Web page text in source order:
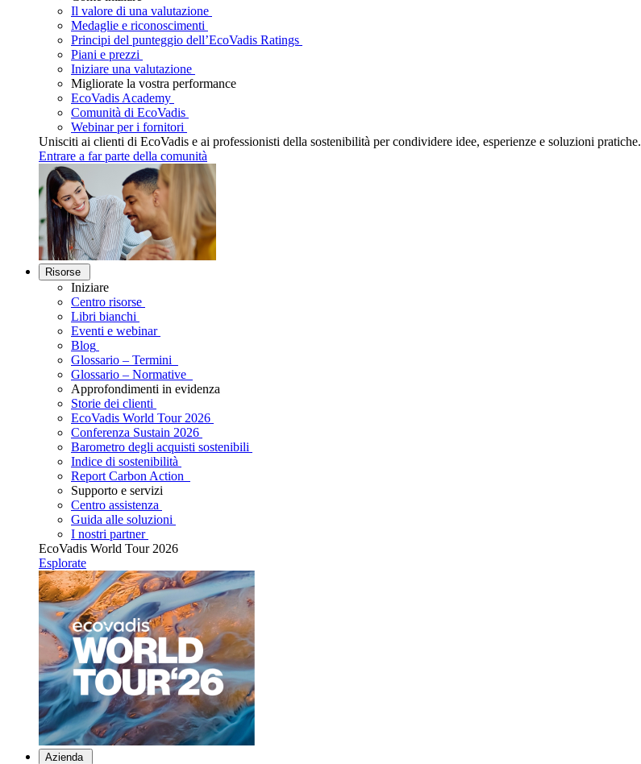
Il valore di una valutazione
Medaglie e riconoscimenti
Principi del punteggio dell’EcoVadis Ratings
Piani e prezzi
Iniziare una valutazione
Migliorate la vostra performance
EcoVadis Academy
Comunità di EcoVadis
Webinar per i fornitori
Unisciti ai clienti di EcoVadis e ai professionisti della sostenibilità per condividere idee, esperienze e soluzioni pratiche.
Entrare a far parte della comunità
Risorse
Iniziare
Centro risorse
Libri bianchi
Eventi e webinar
Blog
Glossario – Termini
Glossario – Normative
Approfondimenti in evidenza
Storie dei clienti
EcoVadis World Tour 2026
Conferenza Sustain 2026
Barometro degli acquisti sostenibili
Indice di sostenibilità
Report Carbon Action
Supporto e servizi
Centro assistenza
Guida alle soluzioni
I nostri partner
EcoVadis World Tour 2026
Esplorate
Azienda